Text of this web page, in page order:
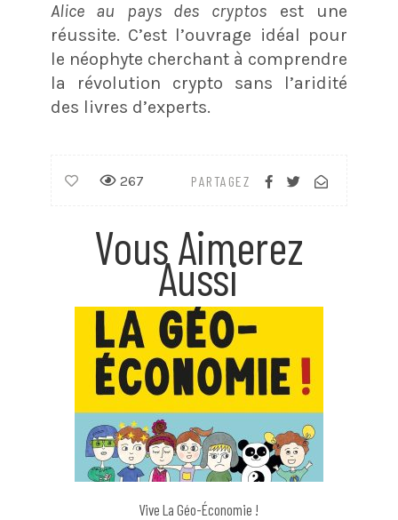
Alice au pays des cryptos est une
réussite. C’est l’ouvrage idéal pour
le néophyte cherchant à comprendre
la révolution crypto sans l’aridité
des livres d’experts.
PARTAGEZ
267
Vous Aimerez
Aussi
Vive La Géo-Économie !